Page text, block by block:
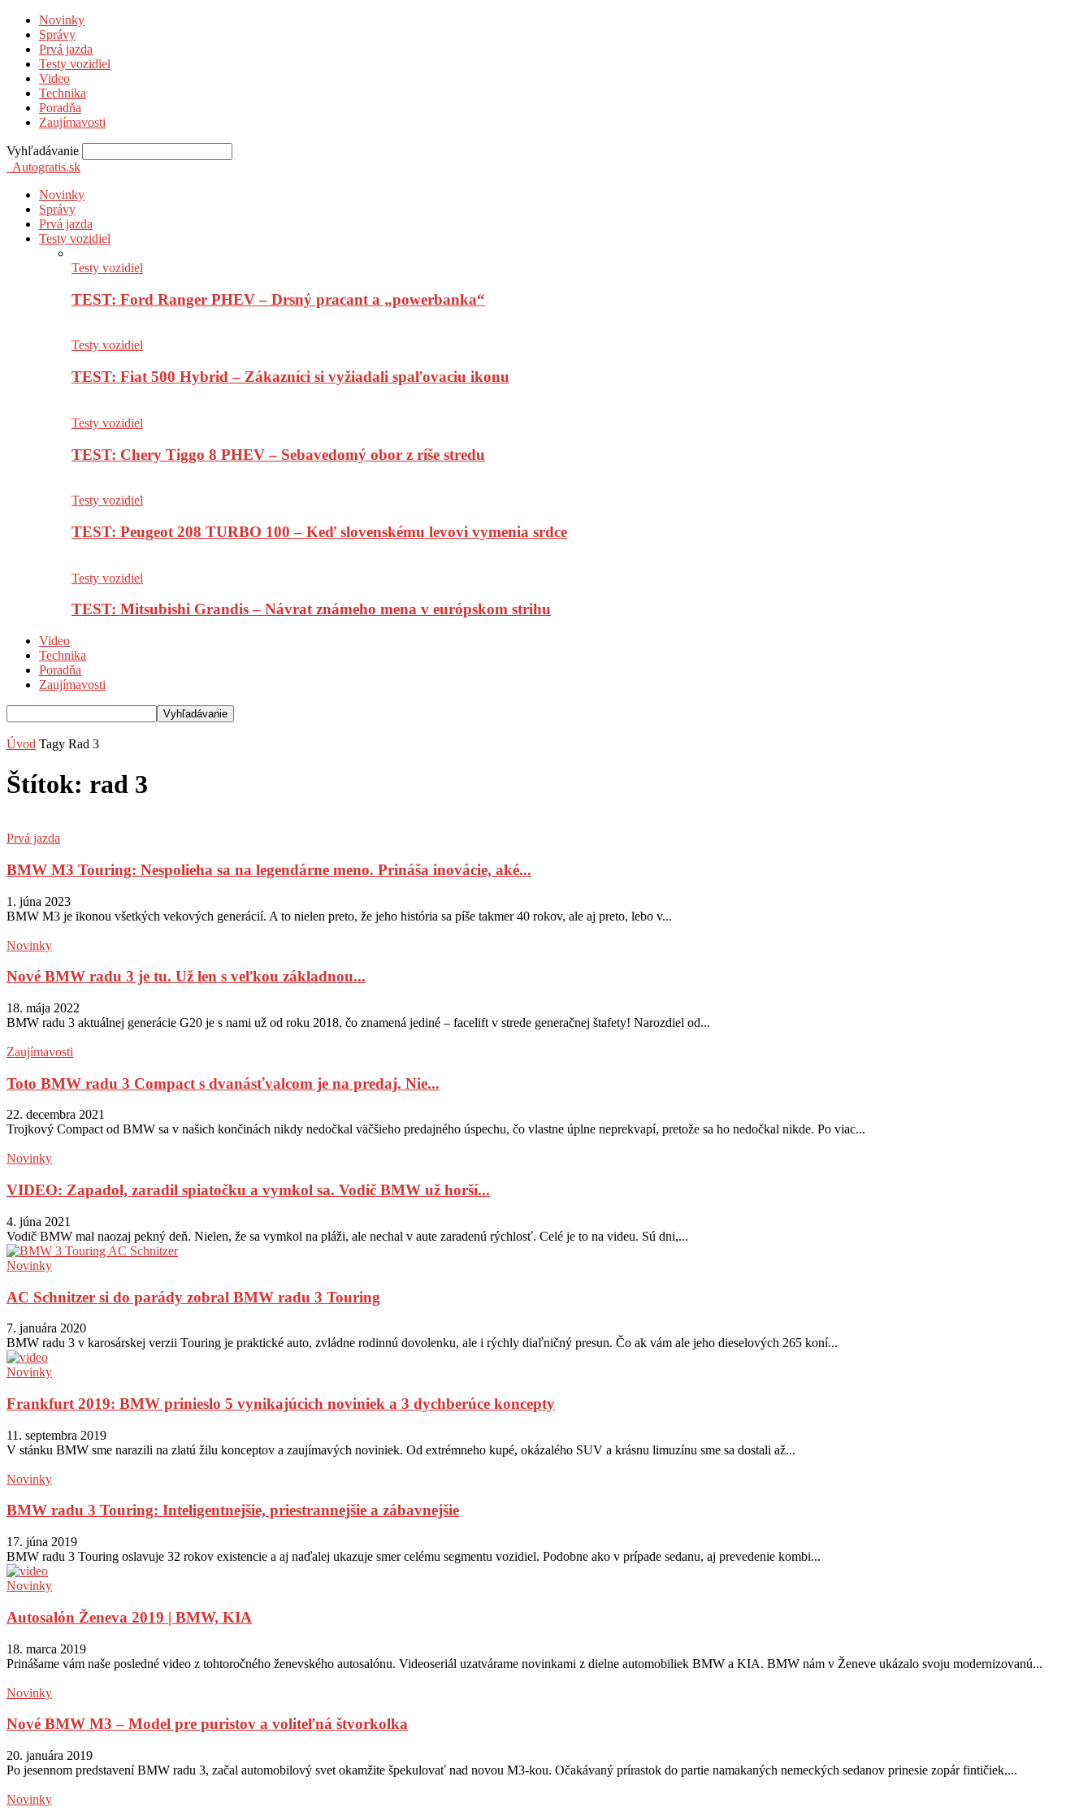
Novinky
Správy
Prvá jazda
Testy vozidiel
Video
Technika
Poradňa
Zaujímavosti
Vyhľadávanie
Autogratis.sk
Novinky
Správy
Prvá jazda
Testy vozidiel
Testy vozidiel
TEST: Ford Ranger PHEV – Drsný pracant a „powerbanka“
Testy vozidiel
TEST: Fiat 500 Hybrid – Zákazníci si vyžiadali spaľovaciu ikonu
Testy vozidiel
TEST: Chery Tiggo 8 PHEV – Sebavedomý obor z ríše stredu
Testy vozidiel
TEST: Peugeot 208 TURBO 100 – Keď slovenskému levovi vymenia srdce
Testy vozidiel
TEST: Mitsubishi Grandis – Návrat známeho mena v európskom strihu
Video
Technika
Poradňa
Zaujímavosti
Úvod Tagy Rad 3
Štítok: rad 3
Prvá jazda
BMW M3 Touring: Nespolieha sa na legendárne meno. Prináša inovácie, aké...
1. júna 2023
BMW M3 je ikonou všetkých vekových generácií. A to nielen preto, že jeho história sa píše takmer 40 rokov, ale aj preto, lebo v...
Novinky
Nové BMW radu 3 je tu. Už len s veľkou základnou...
18. mája 2022
BMW radu 3 aktuálnej generácie G20 je s nami už od roku 2018, čo znamená jediné – facelift v strede generačnej štafety! Narozdiel od...
Zaujímavosti
Toto BMW radu 3 Compact s dvanásťvalcom je na predaj. Nie...
22. decembra 2021
Trojkový Compact od BMW sa v našich končinách nikdy nedočkal väčšieho predajného úspechu, čo vlastne úplne neprekvapí, pretože sa ho nedočkal nikde. Po viac...
Novinky
VIDEO: Zapadol, zaradil spiatočku a vymkol sa. Vodič BMW už horší...
4. júna 2021
Vodič BMW mal naozaj pekný deň. Nielen, že sa vymkol na pláži, ale nechal v aute zaradenú rýchlosť. Celé je to na videu. Sú dni,...
Novinky
AC Schnitzer si do parády zobral BMW radu 3 Touring
7. januára 2020
BMW radu 3 v karosárskej verzii Touring je praktické auto, zvládne rodinnú dovolenku, ale i rýchly diaľničný presun. Čo ak vám ale jeho dieselových 265 koní...
Novinky
Frankfurt 2019: BMW prinieslo 5 vynikajúcich noviniek a 3 dychberúce koncepty
11. septembra 2019
V stánku BMW sme narazili na zlatú žilu konceptov a zaujímavých noviniek. Od extrémneho kupé, okázalého SUV a krásnu limuzínu sme sa dostali až...
Novinky
BMW radu 3 Touring: Inteligentnejšie, priestrannejšie a zábavnejšie
17. júna 2019
BMW radu 3 Touring oslavuje 32 rokov existencie a aj naďalej ukazuje smer celému segmentu vozidiel. Podobne ako v prípade sedanu, aj prevedenie kombi...
Novinky
Autosalón Ženeva 2019 | BMW, KIA
18. marca 2019
Prinášame vám naše posledné video z tohtoročného ženevského autosalónu. Videoseriál uzatvárame novinkami z dielne automobiliek BMW a KIA. BMW nám v Ženeve ukázalo svoju modernizovanú...
Novinky
Nové BMW M3 – Model pre puristov a voliteľná štvorkolka
20. januára 2019
Po jesennom predstavení BMW radu 3, začal automobilový svet okamžite špekulovať nad novou M3-kou. Očakávaný prírastok do partie namakaných nemeckých sedanov prinesie zopár fintičiek....
Novinky